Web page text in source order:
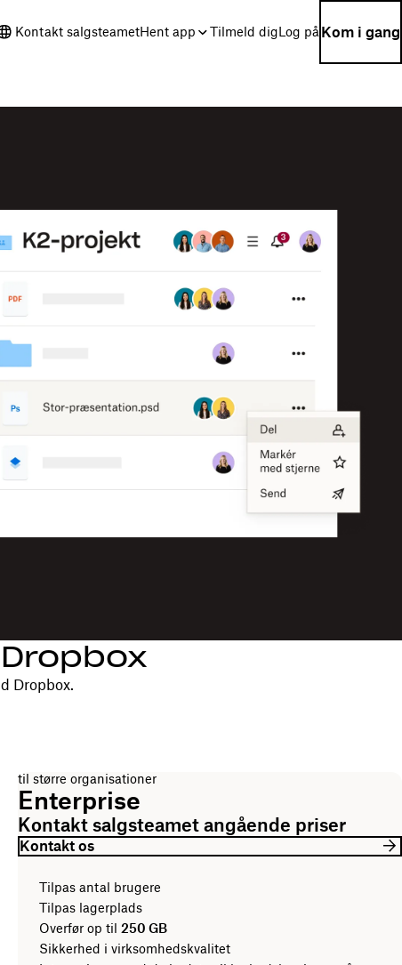
Kontakt salgsteametHent app Tilmeld digLog på Kom i gang
Dropbox.
til større organisationer
Enterprise
Kontakt salgsteamet angående priser
Kontakt os
Tilpas antal brugere
Tilpas lagerplads
Overfør op til 250 GB
Sikkerhed i virksomhedskvalitet